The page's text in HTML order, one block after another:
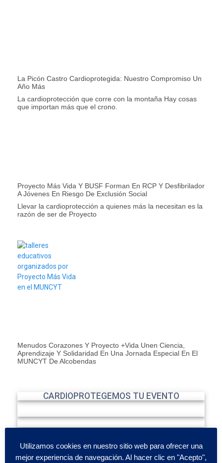
La Picón Castro Cardioprotegida: Nuestro Compromiso Un
Año Más
La cardioprotección que corre con la montaña Hay cosas
que importan más que el crono.
Proyecto Más Vida Y BUSF Forman En RCP Y Desfibrilador
A Jóvenes En Riesgo De Exclusión Social
Llevar la cardioprotección a quienes más la necesitan es la
razón de ser de Proyecto
Menudos Corazones Y Proyecto +Vida Unen Ciencia,
Aprendizaje Y Solidaridad En Una Jornada Especial En El
MUNCYT De Alcobendas
CARDIOPROTEGEMOS TU EVENTO
Utilizamos cookies en nuestro sitio web para ofrecer una
mejor experiencia de navegación. Al hacer clic en "Acepto",